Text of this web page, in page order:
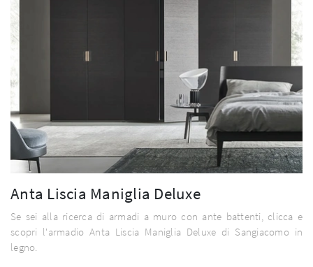
Anta Liscia Maniglia Deluxe
Se sei alla ricerca di armadi a muro con ante battenti, clicca e
scopri l'armadio Anta Liscia Maniglia Deluxe di Sangiacomo in
legno.